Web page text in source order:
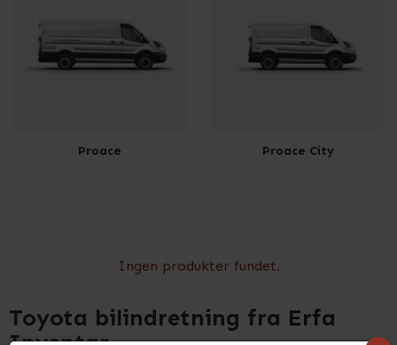
Proace Proace City
Ingen produkter fundet.
Toyota bilindretning fra Erfa